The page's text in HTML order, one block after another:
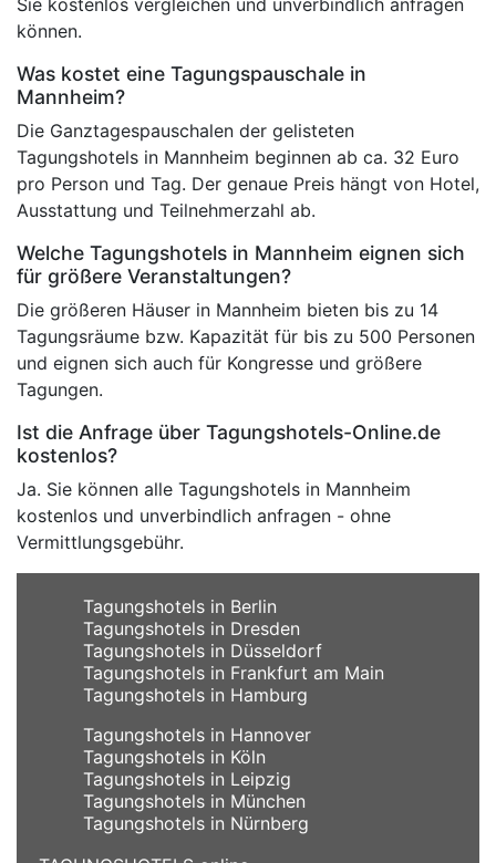
können.
Was kostet eine Tagungspauschale in
Mannheim?
Die Ganztagespauschalen der gelisteten
Tagungshotels in Mannheim beginnen ab ca. 32 Euro
pro Person und Tag. Der genaue Preis hängt von Hotel,
Ausstattung und Teilnehmerzahl ab.
Welche Tagungshotels in Mannheim eignen sich
für größere Veranstaltungen?
Die größeren Häuser in Mannheim bieten bis zu 14
Tagungsräume bzw. Kapazität für bis zu 500 Personen
und eignen sich auch für Kongresse und größere
Tagungen.
Ist die Anfrage über Tagungshotels-Online.de
kostenlos?
Ja. Sie können alle Tagungshotels in Mannheim
kostenlos und unverbindlich anfragen - ohne
Vermittlungsgebühr.
Tagungshotels in Berlin
Tagungshotels in Dresden
Tagungshotels in Düsseldorf
Tagungshotels in Frankfurt am Main
Tagungshotels in Hamburg
Tagungshotels in Hannover
Tagungshotels in Köln
Tagungshotels in Leipzig
Tagungshotels in München
Tagungshotels in Nürnberg